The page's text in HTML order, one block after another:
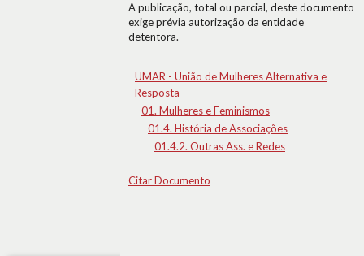
A publicação, total ou parcial, deste documento
exige prévia autorização da entidade
detentora.
UMAR - União de Mulheres Alternativa e
Resposta
01. Mulheres e Feminismos
01.4. História de Associações
01.4.2. Outras Ass. e Redes
Citar Documento